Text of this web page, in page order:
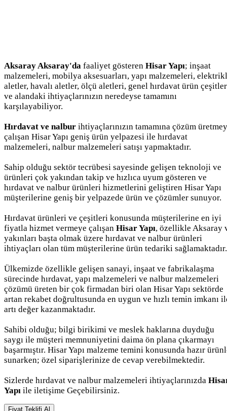
Aksaray Aksaray'da faaliyet gösteren Hisar Yapı; inşaat
malzemeleri, mobilya aksesuarları, yapı malzemeleri,
aletler, havalı aletler, ölçü aletleri, genel hırdavat ürün
ve alandaki ihtiyaçlarınızın neredeyse tamamını
karşılayabiliyor.
Hırdavat ve nalbur ihtiyaçlarınızın tamamına çözüm
çalışan Hisar Yapı geniş ürün yelpazesi ile hırdavat
malzemeleri, nalbur malzemeleri satışı yapmaktadır.
Sahip olduğu sektör tecrübesi sayesinde gelişen teknoloji ve
ürünleri çok yakından takip ve hızlıca uyum gösteren ve
hırdavat ve nalbur ürünleri hizmetlerini geliştiren Hisar Yapı
müşterilerine geniş bir yelpazede ürün ve çözümler sunuyor.
Hırdavat ürünleri ve çeşitleri konusunda müşterilerine en iyi
fiyatla hizmet vermeye çalışan Hisar Yapı, özellikle Aksaray
yakınları başta olmak üzere hırdavat ve nalbur ürünleri
ihtiyaçları olan tüm müşterilerine ürün tedariki sağlamaktadır.
Ülkemizde özellikle gelişen sanayi, inşaat ve fabrikalaşma
sürecinde hırdavat, yapı malzemeleri ve nalbur malzemeleri
çözümü üreten bir çok firmadan biri olan Hisar Yapı sektörde
artan rekabet doğrultusunda en uygun ve hızlı temin imkanı
artı değer kazanmaktadır.
Sahibi olduğu; bilgi birikimi ve meslek haklarına duyduğu
saygı ile müşteri memnuniyetini daima ön plana çıkarmayı
başarmıştır. Hisar Yapı malzeme temini konusunda hazır
sunarken; özel siparişlerinize de cevap verebilmektedir.
Sizlerde hırdavat ve nalbur malzemeleri ihtiyaçlarınızda
Yapı ile iletişime Geçebilirsiniz.
Fiyat Teklifi Al